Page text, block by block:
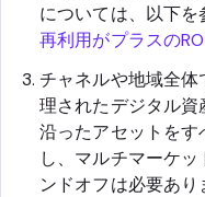
については、以下を
再利用がプラスの
チャネルや地域全
理されたデジタル
沿ったアセットを
し、マルチマーケ
ンドオフは必要あり